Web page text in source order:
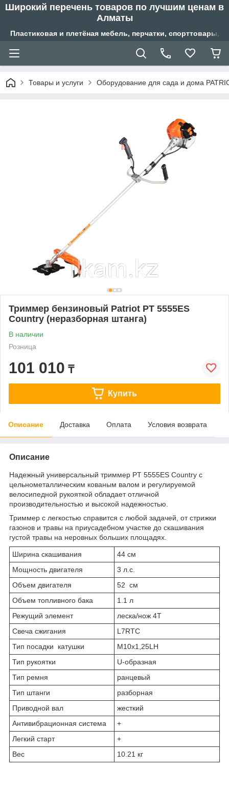
Широкий перечень товаров по лучшим ценам в
Алматы
Пластиковая и плетёная мебель, перчатки,
Товары и услуги Оборудование для сада и дома
Триммер бензиновый Patriot PT 5555ES
Country (неразборная штанга)
В наличии
Розница
101 010 ₸
Купить
Описание Доставка Оплата Условия возврата
Описание
Надежный универсальный триммер PT 5555ES Country с
цельнометаллическим кованым валом и регулируемой
велосипедной рукояткой обладает отличной
производительностью и высокой надежностью.
Триммер с легкостью справится с любой задачей, от стрижки
газонов и травы на приусадебном участке до скашивания
густой травы на неровных больших площадях.
Ширина скашивания
44 см
Мощность двигателя
3 л.с.
Объем двигателя
52 см
Объем топливного бака
1.1 л
Режущий элемент
леска/нож 4Т
Свеча сжигания
L7RTC
Тип посадки катушки
М10х1,25LH
Тип рукоятки
U-образная
Тип ремня
ранцевый
Тип штанги
разборная
Приводной вал
жесткий
Антивибрационная система
+
Легкий старт
+
Вес
10.21 кг